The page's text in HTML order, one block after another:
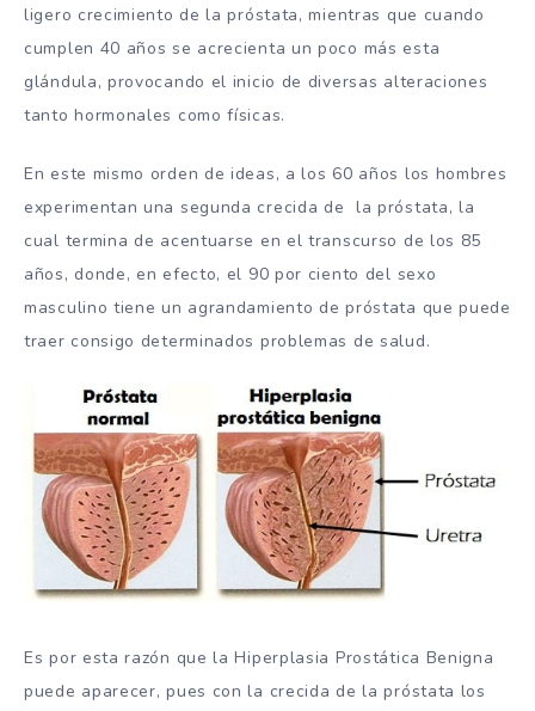
ligero crecimiento de la próstata, mientras que cuando
cumplen 40 años se acrecienta un poco más esta
glándula, provocando el inicio de diversas alteraciones
tanto hormonales como físicas.
En este mismo orden de ideas, a los 60 años los hombres
experimentan una segunda crecida de la próstata, la
cual termina de acentuarse en el transcurso de los 85
años, donde, en efecto, el 90 por ciento del sexo
masculino tiene un agrandamiento de próstata que puede
traer consigo determinados problemas de salud.
Es por esta razón que la Hiperplasia Prostática Benigna
puede aparecer, pues con la crecida de la próstata los